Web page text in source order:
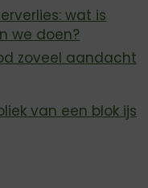
wat is
we doen?
zoveel aandacht
van een blok ijs